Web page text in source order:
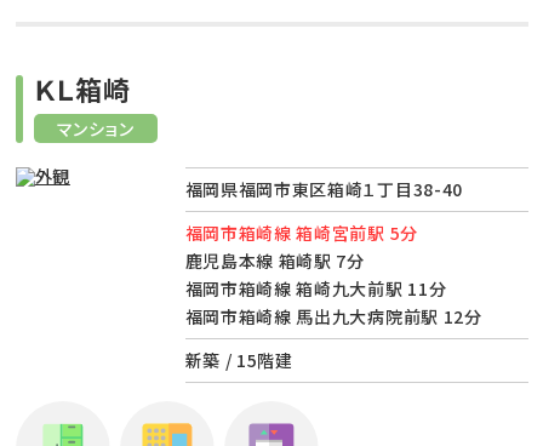
マンション
ＫＬ箱崎
福岡県福岡市東区箱崎１丁目38-40
福岡市箱崎線 箱崎宮前駅 5分
鹿児島本線 箱崎駅 7分
福岡市箱崎線 箱崎九大前駅 11分
福岡市箱崎線 馬出九大病院前駅 12分
新築 / 15階建